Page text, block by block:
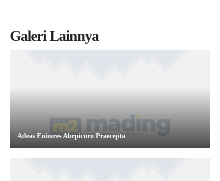
Galeri Lainnya
Adeas Enimres Abrpicuro Praecepta